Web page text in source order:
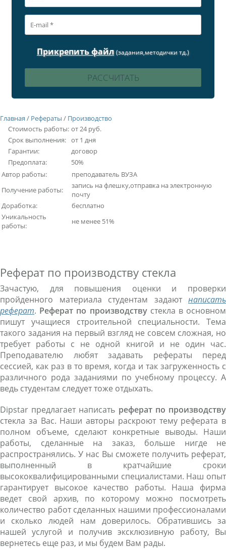
Прикрепить файл (задания,методички тд.)
Главная / Рефераты / Производство
Стоимость работы: от 24 руб.
Срок выполнения: от 1 дня
Гарантии:
договор
Предоплата:
50%
Автор работы:
преподаватель ВУЗА
Получение работы:
запись на флешку,отправка на электронную
почту
Доработка:
бесплатно
Уникальность
работы:
не менее 51%
Реферат по производству стекла
Зачастую, для повышения оценки и проверки
пройденного материала студентам задают написать
реферат. Реферат по производствустекла в основном
пишут учащиеся строительной специальности. Тема
такого задания на первый взгляд не совсем сложная, но
требует работы с не одной книгой и не один час.
Преподавателю любят задавать рефераты перед
сессией, как раз в то время, когда и так загруженность с
различного рода заданиями по учебному процессу. А
ведь студентам следует тоже отдыхать.
Dipstar предлагает написать реферат по производству
стекла за Вас. Наши авторы раскроют тему реферата в
полном объеме, сделают конкретные выводы. Наши
работы, сделанные на заказ, больше нигде не
распространялись. У нас Вы сможете получить реферат,
выполненный в кратчайшие сроки
высококвалифицированными специалистами. Наш опыт
гарантирует высокое качество работы. Наша фирма
ведет свой архив, по которому можно посмотреть
количество работ сделанных нашими профессионалами
и сколько людей нам доверилось. Обратившись за
нашей услугой и получив эксклюзивную работу, Вы
вернетесь еще раз, и мы будем Вам рады.